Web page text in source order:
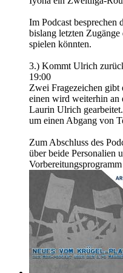
Im Podcast
bislang letzten
spielen könnten.
3.) Kommt Ulrich
19:00
Zwei Fragezeichen gibt
einen wird weiterhin
Laurin Ulrich
um einen Abgang von
Zum Abschluss des
über beide Personalien